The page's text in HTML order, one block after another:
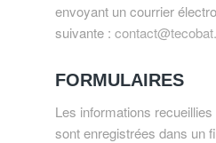
envoyant un courrier
suivante :
FORMULAIRES
Les informations
sont enregistrées dans un